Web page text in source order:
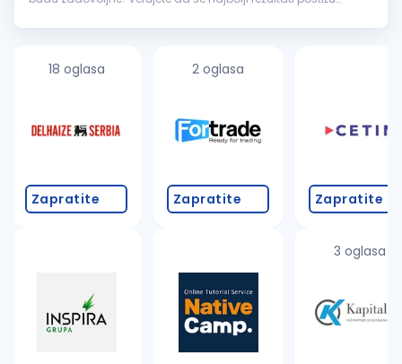
pronađete...
18 oglasa
Zapratite
2 oglasa
Zapratite Zapratite
3 oglasa